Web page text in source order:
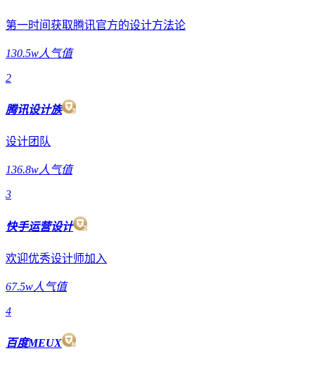
第一时间获取腾讯官方的设计方法论
130.5w人气值
2
腾讯设计族
设计团队
136.8w人气值
3
快手运营设计
欢迎优秀设计师加入
67.5w人气值
4
百度MEUX